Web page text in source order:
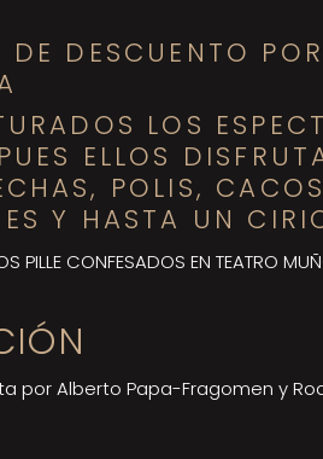
DESCUENTO
LOS
ELLOS
POLIS,
Y HASTA UN
PILLE CONFESADOS EN TEATRO
por Alberto Papa-Fragomen y